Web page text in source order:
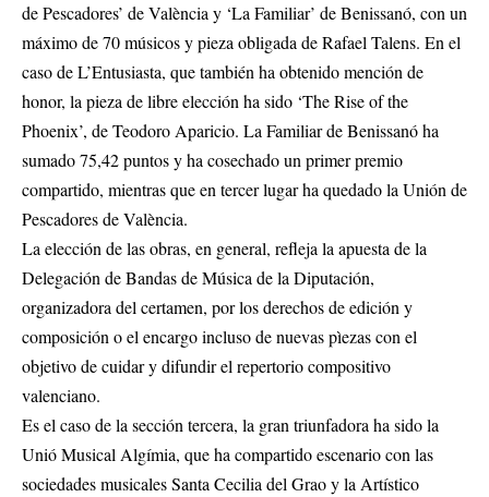
de Pescadores’ de València y ‘La Familiar’ de Benissanó, con un
máximo de 70 músicos y pieza obligada de Rafael Talens. En el
caso de L’Entusiasta, que también ha obtenido mención de
honor, la pieza de libre elección ha sido ‘The Rise of the
Phoenix’, de Teodoro Aparicio. La Familiar de Benissanó ha
sumado 75,42 puntos y ha cosechado un primer premio
compartido, mientras que en tercer lugar ha quedado la Unión de
Pescadores de València.
La elección de las obras, en general, refleja la apuesta de la
Delegación de Bandas de Música de la Diputación,
organizadora del certamen, por los derechos de edición y
composición o el encargo incluso de nuevas pìezas con el
objetivo de cuidar y difundir el repertorio compositivo
valenciano.
Es el caso de la sección tercera, la gran triunfadora ha sido la
Unió Musical Algímia, que ha compartido escenario con las
sociedades musicales Santa Cecilia del Grao y la Artístico